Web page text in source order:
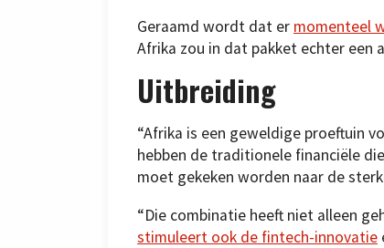
Geraamd wordt dat er momenteel
Afrika zou in dat pakket echter een
Uitbreiding
“Afrika is een geweldige proeftuin
hebben de traditionele financiële
moet gekeken worden naar de
“Die combinatie heeft niet alleen
stimuleert ook de fintech-innovatie